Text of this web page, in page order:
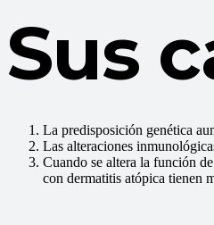
Sus
La predisposición genética
Las alteraciones
Cuando se altera la función
con dermatitis atópica tienen